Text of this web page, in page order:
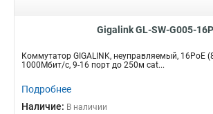
Gigalink GL-SW-G005-16P
Коммутатор GIGALINK, неуправляемый, 16PoE
1000Мбит/с, 9-16 порт до 250м cat...
Подробнее
Наличие: В наличии